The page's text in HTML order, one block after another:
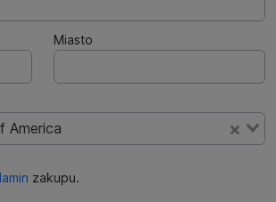
Miasto
America
zakupu.